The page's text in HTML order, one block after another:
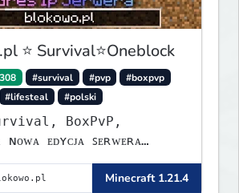
⭐ Survival⭐Oneblock
308 #survival #pvp
#boxpvp
#lifesteal #polski
Minecraft 1.21.4